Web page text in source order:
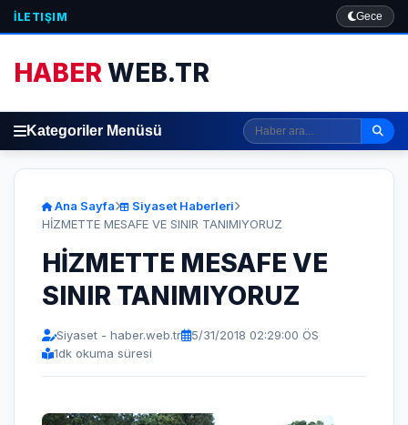
İLETIŞIM Gece
HABERWEB.TR
Kategoriler Menüsü
Ana Sayfa
Siyaset Haberleri
HİZMETTE MESAFE VE SINIR TANIMIYORUZ
HİZMETTE MESAFE VE
SINIR TANIMIYORUZ
Siyaset - haber.web.tr
5/31/2018 02:29:00 ÖS
1dk okuma süresi